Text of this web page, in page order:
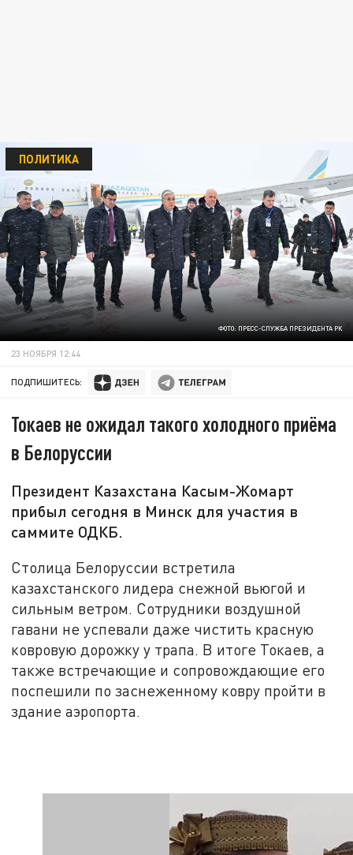
ФОТО: ПРЕСС-СЛУЖБА ПРЕЗИДЕНТА РК
ПОЛИТИКА
23 НОЯБРЯ 12:44
ПОДПИШИТЕСЬ:
Токаев не ожидал такого холодного приёма
в Белоруссии
Президент Казахстана Касым-Жомарт
прибыл сегодня в Минск для участия в
саммите ОДКБ.
Столица Белоруссии встретила
казахстанского лидера снежной вьюгой и
сильным ветром. Сотрудники воздушной
гавани не успевали даже чистить красную
ковровую дорожку у трапа. В итоге Токаев, а
также встречающие и сопровождающие его
поспешили по заснеженному ковру пройти в
здание аэропорта.